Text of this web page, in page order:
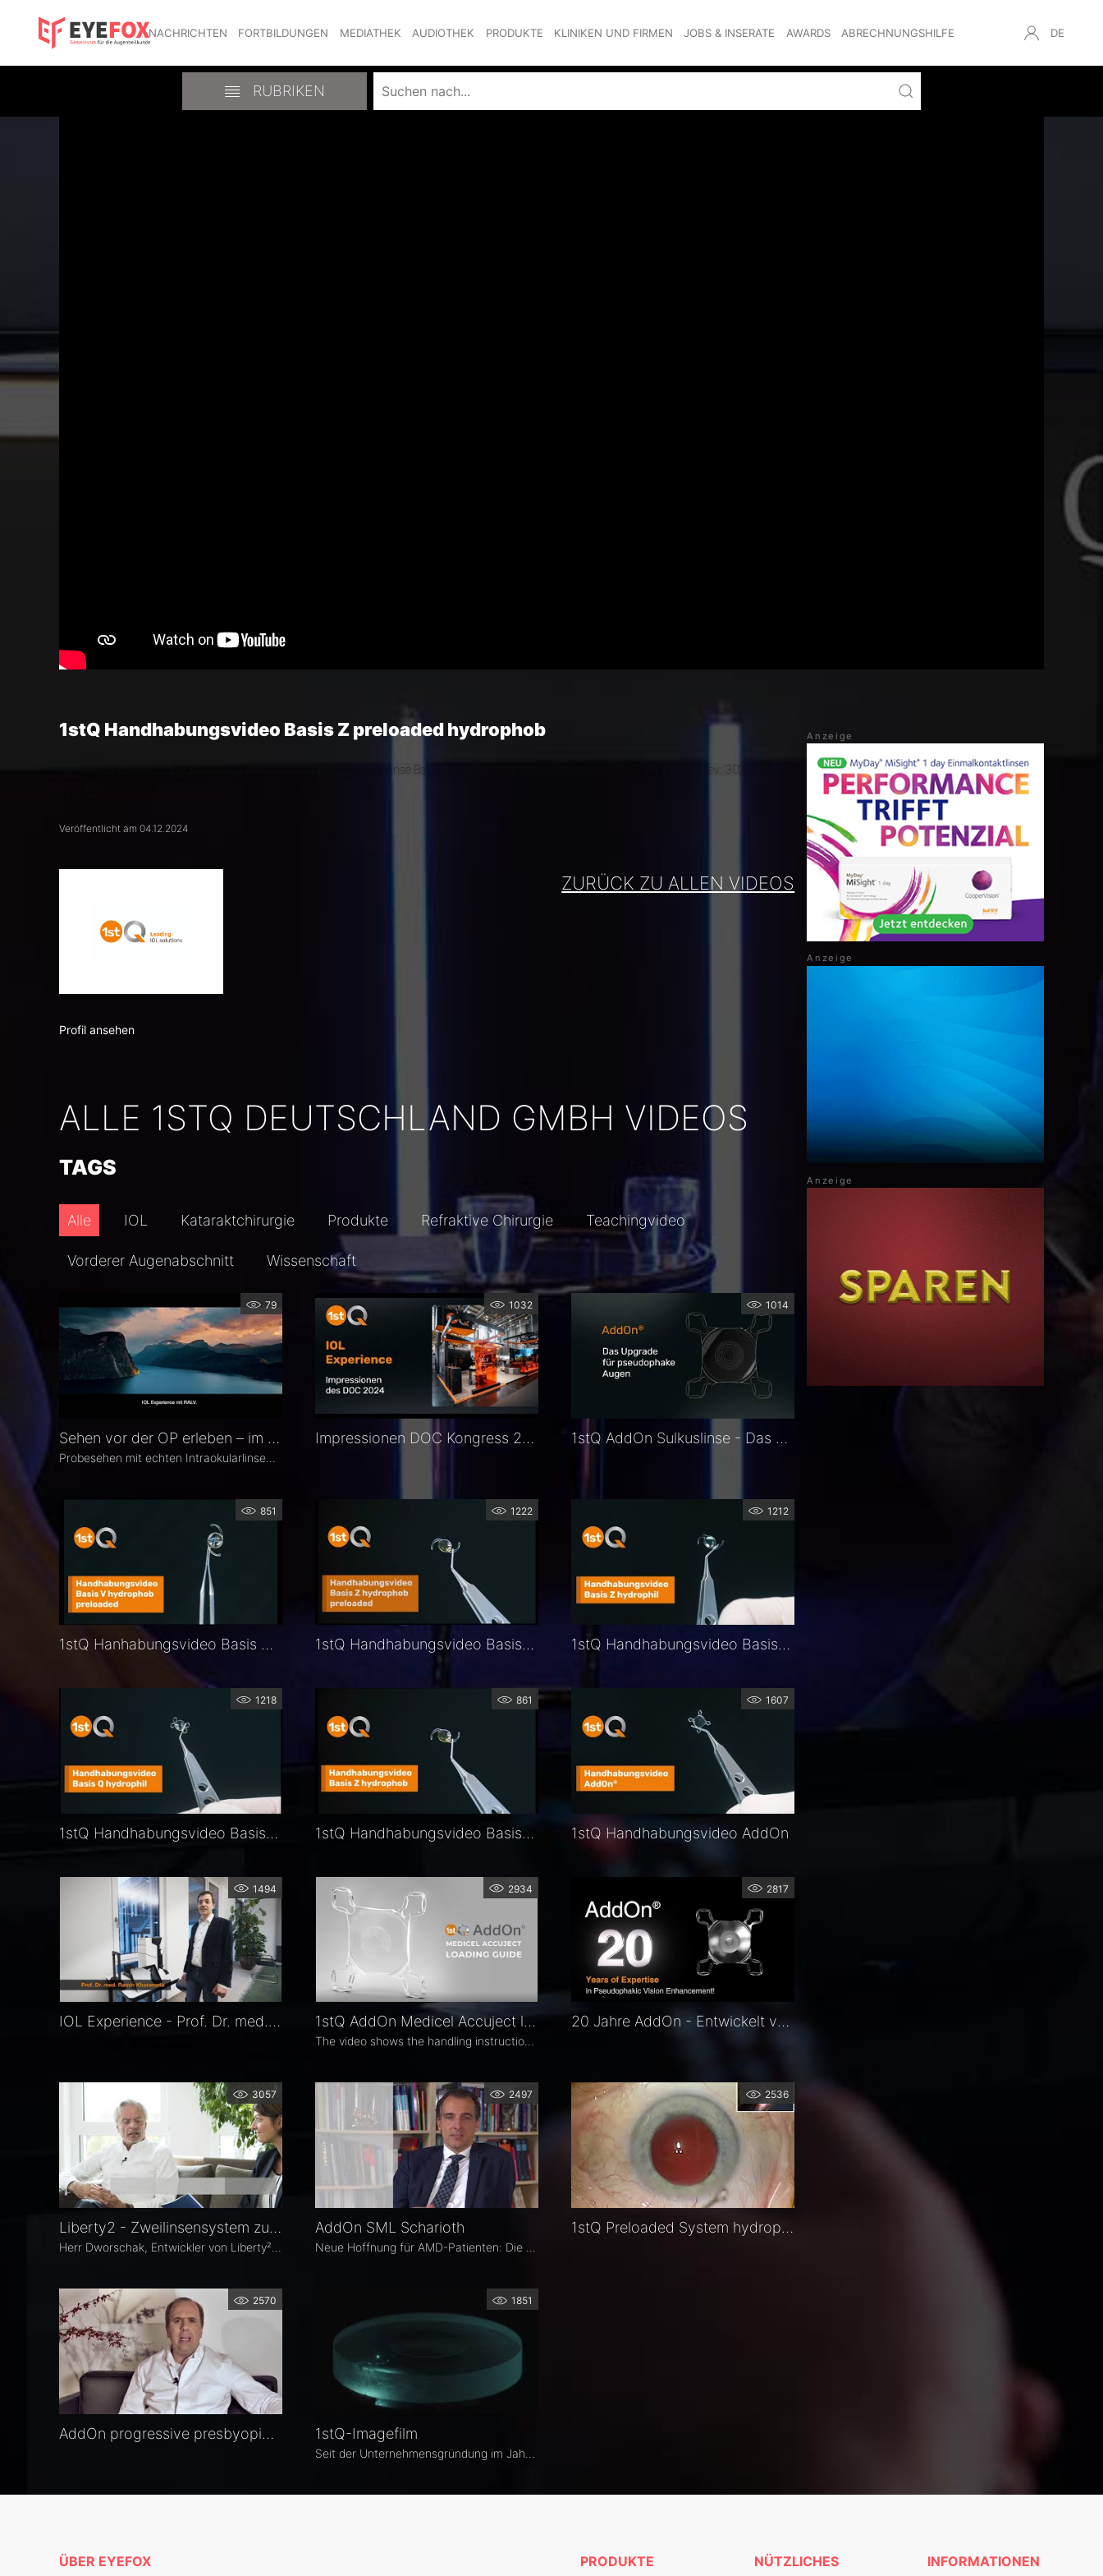
NACHRICHTEN FORTBILDUNGEN MEDIATHEK AUDIOTHEK PRODUKTE KLINIKEN UND FIRMEN JOBS & INSERATE AWARDS ABRECHNUNGSHILFE DE
RUBRIKEN
1stQ Handhabungsvideo Basis Z preloaded hydrophob
Handhabungsvideo zur Vorbereitung der hydrophoben Kapselsacklinse Basis Z preloaded für die Implantation im POB-MA Injektor. Rev.: 3022-V01-
Veröffentlicht am 04.12.2024
Profil ansehen
ZURÜCK ZU ALLEN VIDEOS
ALLE 1STQ DEUTSCHLAND GMBH VIDEOS
TAGS
Alle IOL Kataraktchirurgie Produkte Refraktive Chirurgie Teachingvideo
Vorderer Augenabschnitt Wissenschaft
79
Sehen vor der OP erleben – im Workflow der IOL Experience
1032
Impressionen DOC Kongress 2024 bei 1stQ - IOL Experience - Intraokularlinsen vorab erleben!
1014
1stQ AddOn Sulkuslinse - Das Upgrade für pseuophake Augen
851
1stQ Hanhabungsvideo Basis V preloaded hydrophob
1222
1stQ Handhabungsvideo Basis Z preloaded hydrophob
1212
1stQ Handhabungsvideo Basis Z hydrophil
1218
1stQ Handhabungsvideo Basis Q hydrophil
861
1stQ Handhabungsvideo Basis Z hydrophob
1607
1stQ Handhabungsvideo AddOn
1494
IOL Experience - Prof. Dr. med. Khoramnia first impressions of RALV device
2934
1stQ AddOn Medicel Accuject loading guide
The video shows the handling instructions to shoot an 1stQ AddOn IOL correctly.
2817
20 Jahre AddOn - Entwickelt von 1stQ
3057
Liberty2 - Zweilinsensystem zur Presbyopiekorrektur: Erfahrungsbericht Rüdiger Dworschak
2497
AddOn SML Scharioth
2536
1stQ Preloaded System hydrophob - DOC2016 Sauder
2570
AddOn progressive presbyopic solution Sauder
1851
1stQ-Imagefilm
ÜBER EYEFOX PRODUKTE NÜTZLICHES INFORMATIONEN